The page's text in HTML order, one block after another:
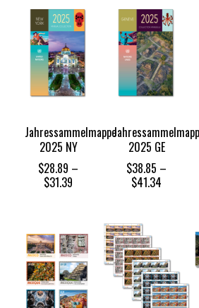
Jahressammelmappe
2025 NY
$28.89 –
$31.39
through
$31.39
2025 GE
$38.85 –
$41.34